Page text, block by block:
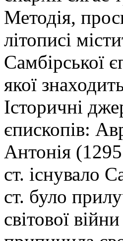
Методія,
літописі
Самбірської
якої
Історичні
єпископів:
Антонія
ст. існувало
ст. було
світової